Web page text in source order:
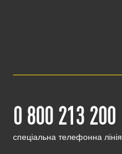
0 800 213 200
cпеціальна телефонна лінія